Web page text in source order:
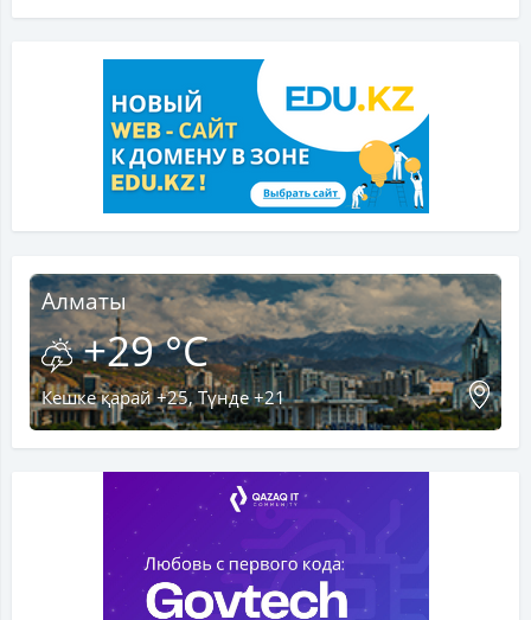
Алматы
+29 °C
Кешке қарай +25, Түнде +21